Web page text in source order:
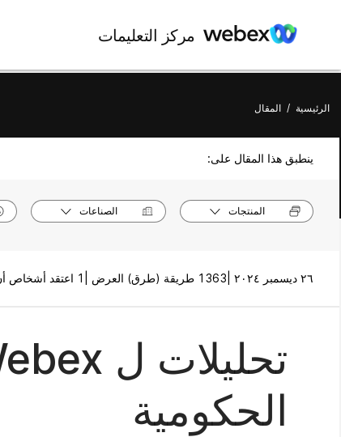
مركز التعليمات
الرئيسية / المقال
ينطبق هذا المقال على:
المنتجات الصناعات
٢٦ ديسمبر ٢٠٢٤ | 1363 طريقة (طرق) العرض | 1 اعتقد أشخاص أن هذا كان مفيدًا
الحكومية